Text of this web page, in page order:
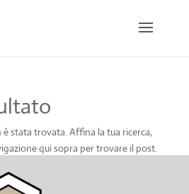
stata trovata. Affina la tua ricerca,
qui sopra per trovare il post.